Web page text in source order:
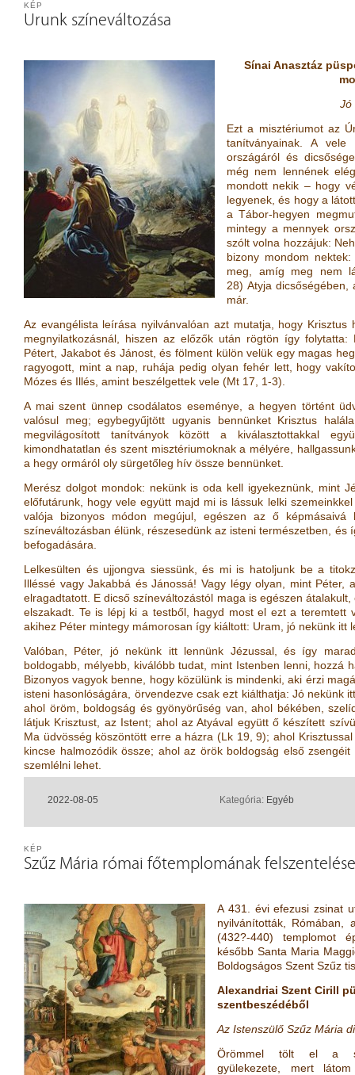
Urunk színeváltozása
KÉP
Sínai Anasztáz
Jó
Ezt a misztériumot az
tanítványainak. A vele
országáról és
még nem lennének
mondott nekik – hogy
legyenek, és hogy a
a Tábor-hegyen
mintegy a mennyek
szólt volna hozzájuk:
bizony mondom
meg, amíg meg nem
28) Atyja dicsőségében,
már.
Az evangélista leírása nyilvánvalóan azt mutatja, hogy
megnyilatkozásnál, hiszen az előzők után rögtön így
Pétert, Jakabot és Jánost, és fölment külön velük egy magas
ragyogott, mint a nap, ruhája pedig olyan fehér lett, hogy
Mózes és Illés, amint beszélgettek vele (Mt 17, 1-3)
A mai szent ünnep csodálatos eseménye, a hegyen történt
valósul meg; egybegyűjtött ugyanis bennünket Krisztus
megvilágosított tanítványok között a kiválasztottakkal
kimondhatatlan és szent misztériumoknak a mélyére,
a hegy ormáról oly sürgetőleg hív össze bennünket.
Merész dolgot mondok: nekünk is oda kell igyekeznünk, mint
előfutárunk, hogy vele együtt majd mi is lássuk lelki
valója bizonyos módon megújul, egészen az ő
színeváltozásban élünk, részesedünk az isteni természetben, és
befogadására.
Lelkesülten és ujjongva siessünk, és mi is hatoljunk be a
Illéssé vagy Jakabbá és Jánossá! Vagy légy olyan, mint Péter,
elragadtatott. E dicső színeváltozástól maga is egészen
elszakadt. Te is lépj ki a testből, hagyd most el ezt a teremtett
akihez Péter mintegy mámorosan így kiáltott: Uram, jó nekünk itt
Valóban, Péter, jó nekünk itt lennünk Jézussal, és így
boldogabb, mélyebb, kiválóbb tudat, mint Istenben lenni, hozzá
Bizonyos vagyok benne, hogy közülünk is mindenki, aki érzi
isteni hasonlóságára, örvendezve csak ezt kiálthatja: Jó nekünk
ahol öröm, boldogság és gyönyörűség van, ahol békében,
látjuk Krisztust, az Istent; ahol az Atyával együtt ő készített
Ma üdvösség köszöntött erre a házra (Lk 19, 9); ahol
kincse halmozódik össze; ahol az örök boldogság első
szemlélni lehet.
2022-08-05 Kategória: Egyéb
Szűz Mária római főtemplomának
KÉP
A 431. évi efezusi zsinat
nyilvánították, Rómában,
(432?-440) templomot
később Santa Maria
Boldogságos Szent Szűz
Alexandriai Szent Cirill
szentbeszédéből
Az Istenszülő Szűz Mária
Örömmel tölt el a
gyülekezete, mert